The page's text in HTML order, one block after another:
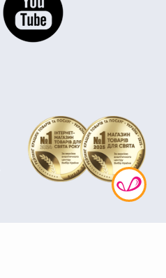
статуэтка оскар заказать